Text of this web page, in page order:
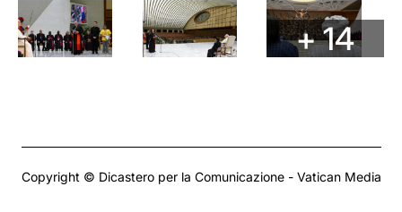
+ 14
Copyright © Dicastero per la Comunicazione - Vatican Media